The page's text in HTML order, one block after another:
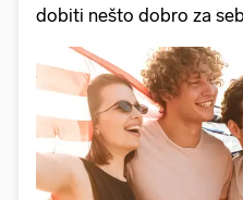
dobiti nešto dobro za